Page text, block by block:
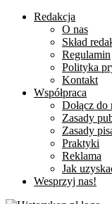
Redakcja
O nas
Skład
Regulamin
Polityka
Kontakt
Współpraca
Dołącz do
Zasady
Zasady
Praktyki
Reklama
Jak
Wesprzyj nas!